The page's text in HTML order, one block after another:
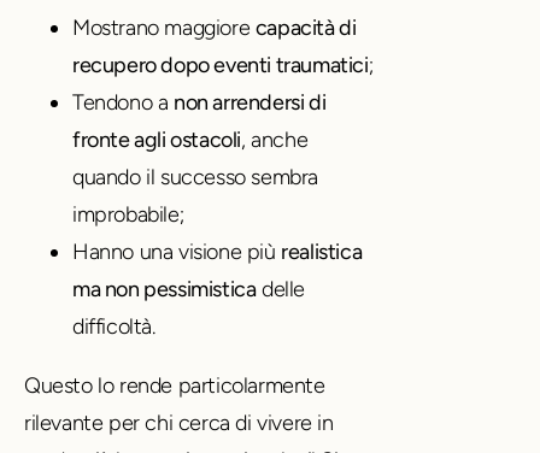
Mostrano maggiore capacità di
recupero dopo eventi traumatici;
Tendono a non arrendersi di
fronte agli ostacoli, anche
quando il successo sembra
improbabile;
Hanno una visione più realistica
ma non pessimisticadelle
difficoltà.
Questo lo rende particolarmente
rilevante per chi cerca di vivere in